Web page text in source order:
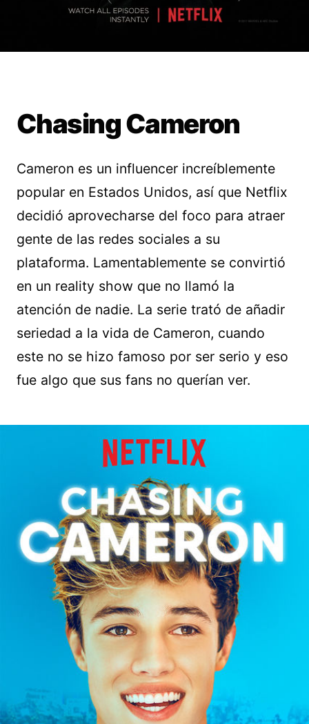
Chasing Cameron
Cameron es un influencer increíblemente
popular en Estados Unidos, así que Netflix
decidió aprovecharse del foco para atraer
gente de las redes sociales a su
plataforma. Lamentablemente se convirtió
en un reality show que no llamó la
atención de nadie. La serie trató de añadir
seriedad a la vida de Cameron, cuando
este no se hizo famoso por ser serio y eso
fue algo que sus fans no querían ver.